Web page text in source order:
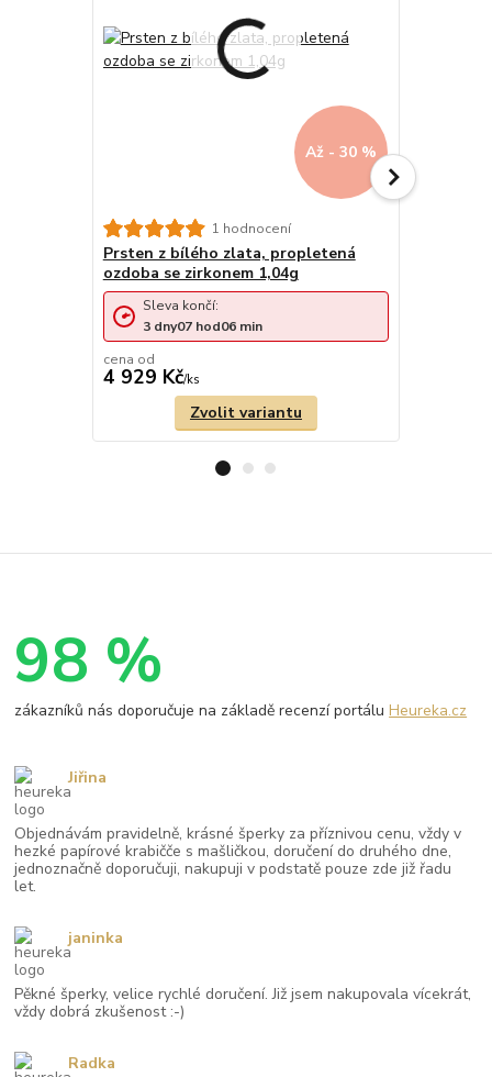
Až - 30 %
1 hodnocení
Prsten z bílého zlata, propletená
ozdoba se zirkonem 1,04g
cena od
4 929 Kč/ks
Sleva končí:
3 dny07 hod06 min
Zvolit variantu
98 %
zákazníků nás doporučuje na základě recenzí portáluHeureka.cz
Objednávám pravidelně, krásné šperky za příznivou cenu, vždy v
hezké papírové krabičče s mašličkou, doručení do druhého dne,
jednoznačně doporučuji, nakupuji v podstatě pouze zde již řadu
let.
Jiřina
Pěkné šperky, velice rychlé doručení. Již jsem nakupovala vícekrát,
vždy dobrá zkušenost :-)
janinka
Radka